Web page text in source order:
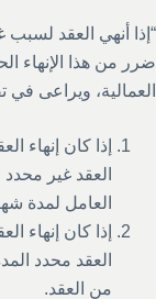
“إذا أنهي العقد
ضرر من هذا الإنهاء
العمالية، ويراعى في
إذا كان إنهاء
العقد غير
العامل لمدة
إذا كان إنهاء
العقد محدد
من العقد.